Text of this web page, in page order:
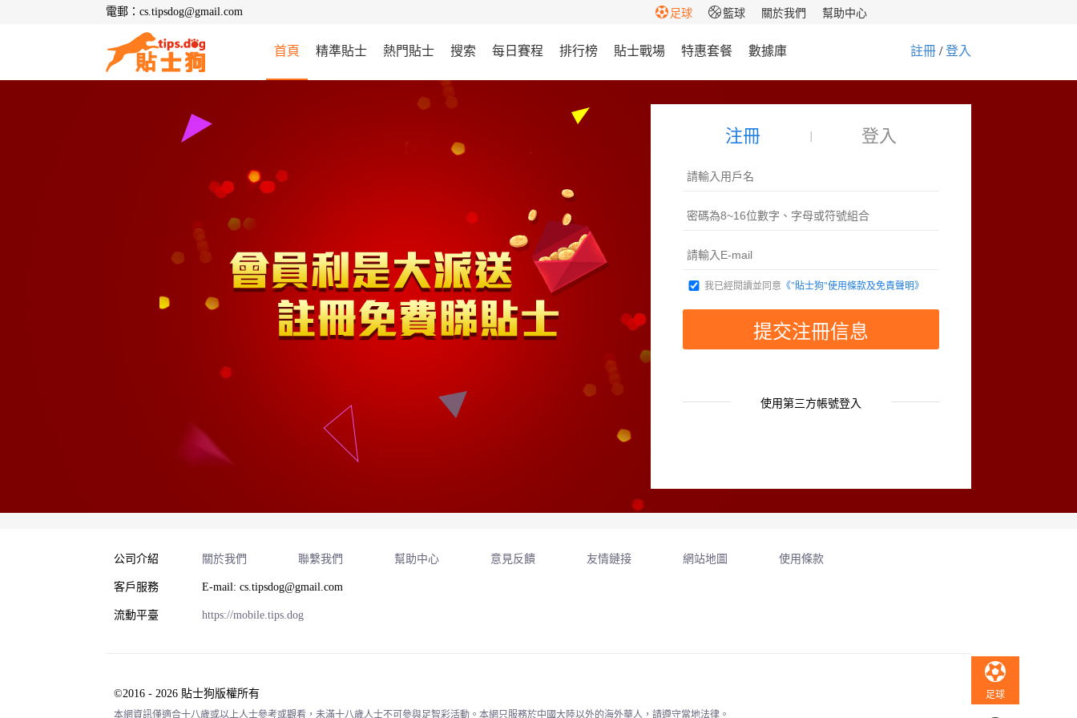
電郵：cs.tipsdog@gmail.com 足球 籃球 關於我們 幫助中心
首頁 精準貼士 熱門貼士 搜索 每日賽程 排行榜 貼士戰場 特惠套餐 數據庫 註冊 / 登入
足球
注冊 登入
我已經閱讀並同意 《"貼士狗"使用條款及免責聲明》
使用第三方帳號登入
公司介紹 關於我們 聯繫我們 幫助中心 意見反饋 友情鏈接 網站地圖 使用條款
客戶服務 E-mail: cs.tipsdog@gmail.com
流動平臺 https://mobile.tips.dog
©2016 - 2026 貼士狗版權所有
本網資訊僅適合十八歲或以上人士參考或觀看，未滿十八歲人士不可參與足智彩活動。本網只服務於中國大陸以外的海外華人，請遵守當地法律。